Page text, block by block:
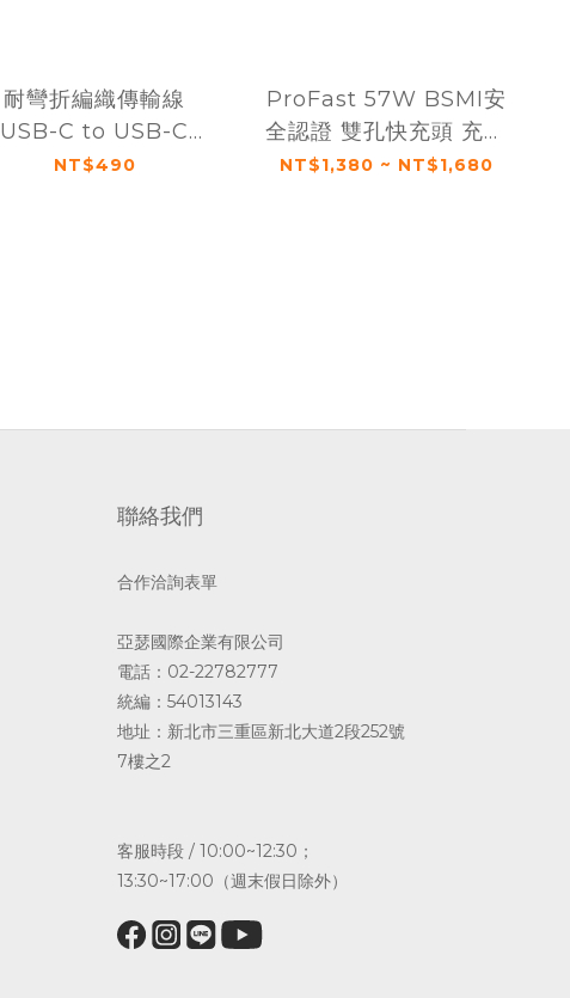
耐彎折編織傳輸線
USB-C to USB-C
160cm
NT$490
ProFast 57W BSMI安
全認證 雙孔快充頭 充電
器 PD QC (一般版/旅
NT$1,380 ~ NT$1,680
聯絡我們
合作洽詢表單
亞瑟國際企業有限公司
電話：02-22782777
統編：54013143
地址：新北市三重區新北大道2段252號
7樓之2
客服時段 / 10:00~12:30；
13:30~17:00（週末假日除外）